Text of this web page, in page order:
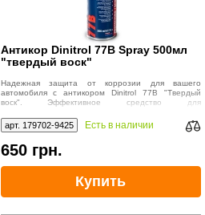
Антикор Dinitrol 77B Spray 500мл
"твердый воск"
Надежная защита от коррозии для вашего
автомобиля с антикором Dinitrol 77B "Твердый
воск". Эффективное средство для
поверхностей багажника и моторного отсека.
арт. 179702-9425 Есть в наличии
650 грн.
Купить